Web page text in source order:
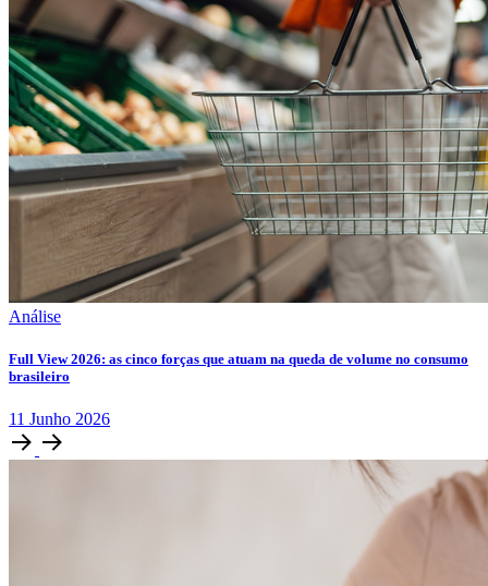
Análise
Full View 2026: as cinco forças que atuam na queda de volume no consumo
brasileiro
11 Junho 2026